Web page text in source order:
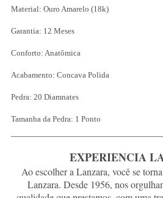
Material: Ouro Amarelo (18k)
Garantia: 12 Meses
Conforto: Anatômica
Acabamento: Concava Polida
Pedra: 20 Diamnates
Tamanha da Pedra: 1 Ponto
EXPERIENCIA
Ao escolher a Lanzara, você se
Lanzara. Desde 1956, nos